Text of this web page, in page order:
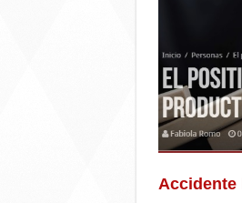
Accidente